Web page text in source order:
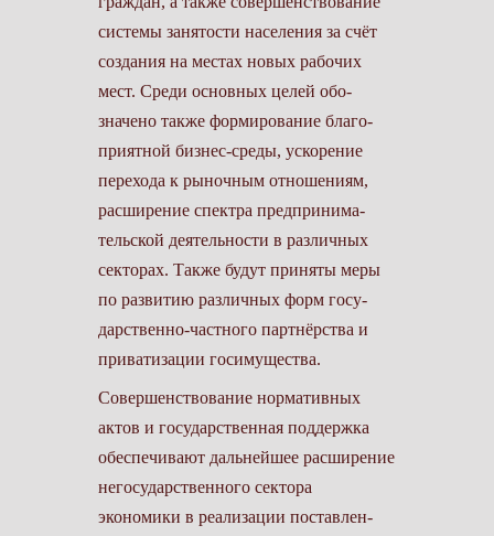
системы занятости населения за счёт
создания на местах новых рабочих
мест. Среди основных целей обо­
значено также формирование благо­
приятной бизнес-среды, ускорение
перехода к рыночным отношениям,
расширение спектра предпринима­
тельской деятельности в различных
секторах. Также будут приняты меры
по развитию различных форм госу­
дарственно-частного партнёрства и
приватизации госимущества.
Совершенствование нормативных
актов и государственная поддержка
обеспечивают дальнейшее расши­рение
негосударственного сектора
экономики в реализации поставлен­